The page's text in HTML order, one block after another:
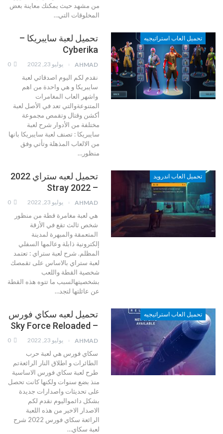
من مشهد حيث يمكنك معاينة بعض
المخلوقات التي…
تحميل العاب استراتيجيه
تحميل لعبة سايبريكا –
Cyberika
AHMAD يوليو 23, 2022
نقدم لكم اليوم اصدقائي لعبة
سايبريكا و هي واحدة من اهم
واشهر العاب المغامرات
المتنوعةوالتي تعد في الأصل لعبة
أكشن وقتال وتقمص مجموعة
مختلفة من الأدوار شرح لعبة
سايبريكا : تصنف لعبة سايبريكا بانها
من الالعاب المذهلة وتأتي وفق
منظور …
تحميل العاب اندرويد
تحميل لعبه ستراي 2022
– 2022 Stray
AHMAD يوليو 23, 2022
هي لعبة مغامرة قطة من منظور
شخص ثالث تقع في الأزقة
المتعمقة والمبهرة لمدينة
إلكترونية ذابلة وعالمها السفلي
المظلم. شرح لعبة ستراي : تعتمد
لعبة ستراي بالاساس على تقمصك
شخصية القطة واللعب
بشخصيتهالسبب ما تتوه هذه القطة
عن عائلتها لتجد…
تحميل العاب استراتيجيه
تحميل لعبه سكاي فورس
– Sky Force Reloaded
AHMAD يوليو 23, 2022
سكاي فورس هي لعبة حرب
الطائرات و اطلاق النار الرائعةتم
طرح لعبة سكاي فورس الاساسية
منذ بضع سنوات ولكنها كانت تحصل
على تحديثات واصدارات جديدة
بشكل دائمواليوم نقدم لكم
الاصدار الاخير من هذه اللعبة
الرائعة سكاي فورس 2022
شرح
لعبة سكاي…